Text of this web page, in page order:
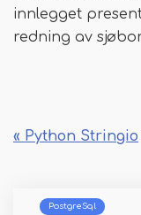
innlegget
redning av
« Python Stringio
PostgreSql